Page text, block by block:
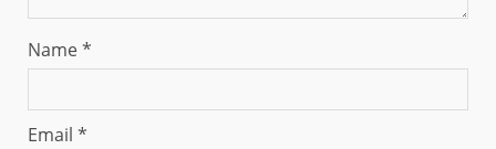
Name*
Email *